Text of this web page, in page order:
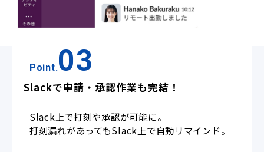
Point.03
Slackで申請‧承認作業も完結！
Slack上で打刻や承認が可能に。
打刻漏れがあってもSlack上で自動リマインド。